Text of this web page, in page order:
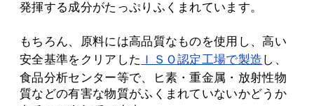
発揮する成分がたっぷりふくまれています。
もちろん、原料には高品質なものを使用し、高い
安全基準をクリアした ＩＳＯ認定工場で製造 し、
食品分析センター等で、ヒ素・重金属・放射性物
質などの有害な物質がふくまれていないかどうか